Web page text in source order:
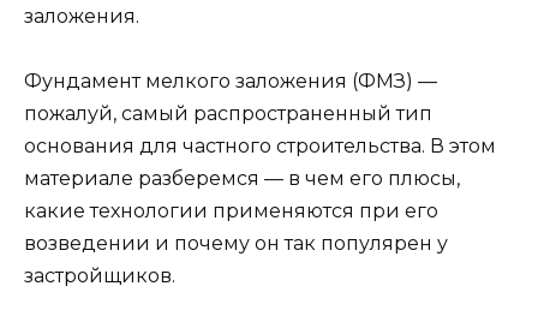
заложения.
Фундамент мелкого заложения (ФМЗ) —
пожалуй, самый распространенный тип
основания для частного строительства. В этом
материале разберемся — в чем его плюсы,
какие технологии применяются при его
возведении и почему он так популярен у
застройщиков.